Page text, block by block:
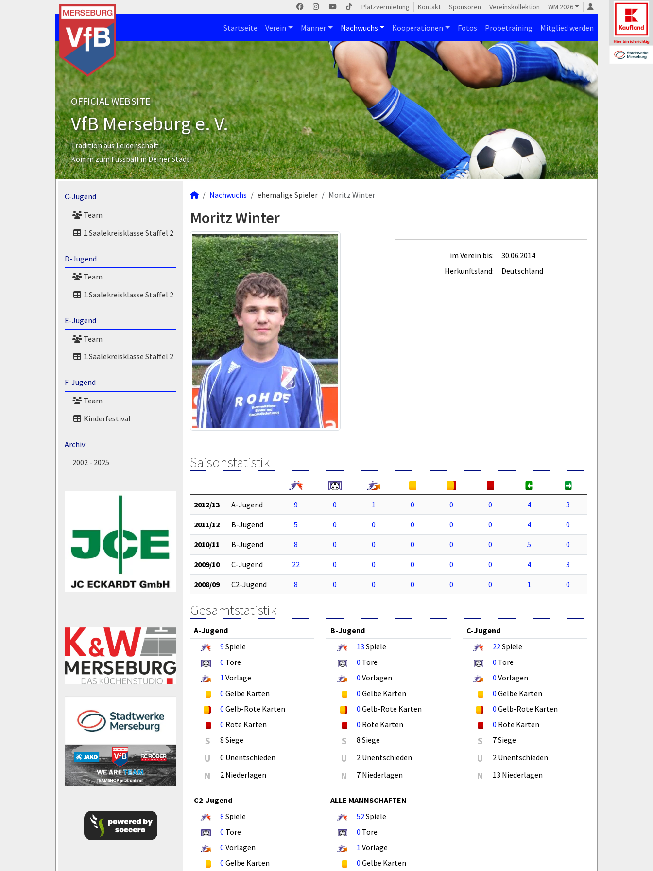
Platzvermietung Kontakt Sponsoren Vereinskollektion WM 2026
Startseite Verein Männer Nachwuchs Kooperationen Fotos Probetraining Mitglied werden
OFFICIAL WEBSITE
VfB Merseburg e. V.
Tradition aus Leidenschaft
Komm zum Fussball in Deiner Stadt!
C-Jugend
Team
1.Saalekreisklasse Staffel 2
D-Jugend
Team
1.Saalekreisklasse Staffel 2
E-Jugend
Team
1.Saalekreisklasse Staffel 2
F-Jugend
Team
Kinderfestival
Archiv
2002 - 2025
Nachwuchs ehemalige Spieler Moritz Winter
Moritz Winter
im Verein bis:
30.06.2014
Herkunftsland:
Deutschland
Saisonstatistik
2012/13 A-Jugend 9 0 1 0 0 0 4 3
2011/12 B-Jugend 5 0 0 0 0 0 4 0
2010/11 B-Jugend 8 0 0 0 0 0 5 0
2009/10 C-Jugend 22 0 0 0 0 0 4 3
2008/09 C2-Jugend 8 0 0 0 0 0 1 0
Gesamtstatistik
A-Jugend
9 Spiele
0 Tore
1 Vorlage
0 Gelbe Karten
0 Gelb-Rote Karten
0 Rote Karten
S 8 Siege
U 0 Unentschieden
N 2 Niederlagen
B-Jugend
13 Spiele
0 Tore
0 Vorlagen
0 Gelbe Karten
0 Gelb-Rote Karten
0 Rote Karten
S 8 Siege
U 2 Unentschieden
N 7 Niederlagen
C-Jugend
22Spiele
0 Tore
0 Vorlagen
0 Gelbe Karten
0 Gelb-Rote Karten
0 Rote Karten
S 7 Siege
U 2 Unentschieden
N 13 Niederlagen
C2-Jugend
8 Spiele
0 Tore
0 Vorlagen
0 Gelbe Karten
ALLE MANNSCHAFTEN
52Spiele
0 Tore
1 Vorlage
0 Gelbe Karten